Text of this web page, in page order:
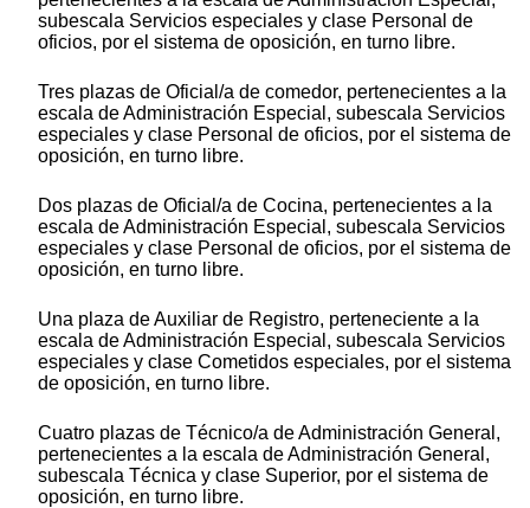
subescala Servicios especiales y clase Personal de
oficios, por el sistema de oposición, en turno libre.
Tres plazas de Oficial/a de comedor, pertenecientes a la
escala de Administración Especial, subescala Servicios
especiales y clase Personal de oficios, por el sistema de
oposición, en turno libre.
Dos plazas de Oficial/a de Cocina, pertenecientes a la
escala de Administración Especial, subescala Servicios
especiales y clase Personal de oficios, por el sistema de
oposición, en turno libre.
Una plaza de Auxiliar de Registro, perteneciente a la
escala de Administración Especial, subescala Servicios
especiales y clase Cometidos especiales, por el sistema
de oposición, en turno libre.
Cuatro plazas de Técnico/a de Administración General,
pertenecientes a la escala de Administración General,
subescala Técnica y clase Superior, por el sistema de
oposición, en turno libre.